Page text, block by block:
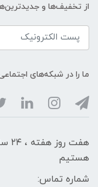
از تخفیف‌ها و
ما را در شبکه‌های
هستیم
شماره تماس: